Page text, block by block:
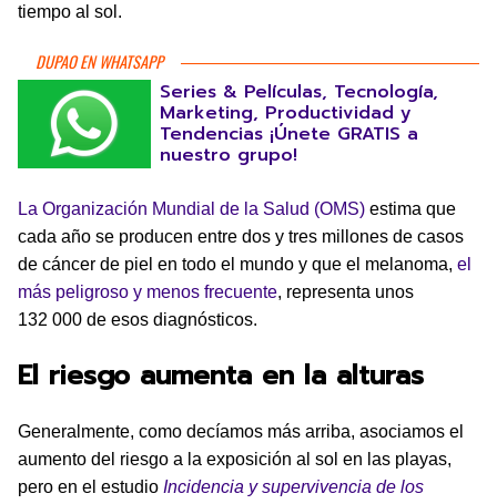
tiempo al sol.
DUPAO EN WHATSAPP
Series & Películas, Tecnología,
Marketing, Productividad y
Tendencias ¡Únete GRATIS a
nuestro grupo!
La Organización Mundial de la Salud (OMS) estima que
cada año se producen entre dos y tres millones de casos
de cáncer de piel en todo el mundo y que el melanoma, el
más peligroso y menos frecuente, representa unos
132 000 de esos diagnósticos.
El riesgo aumenta en la alturas
Generalmente, como decíamos más arriba, asociamos el
aumento del riesgo a la exposición al sol en las playas,
pero en el estudio Incidencia y supervivencia de los